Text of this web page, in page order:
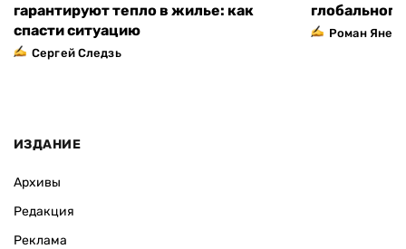
гарантируют тепло в жилье: как
спасти ситуацию
Сергей Следзь
Роман
ИЗДАНИЕ
Архивы
Редакция
Реклама